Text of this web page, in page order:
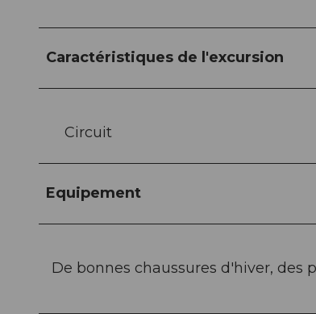
Caractéristiques de l'excursion
Circuit
Equipement
De bonnes chaussures d'hiver, des